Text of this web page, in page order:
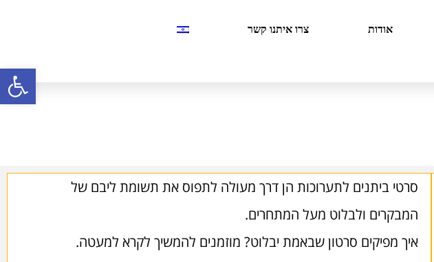
אודות צרו איתנו קשר
סרטי ביתנים לתערוכות הן דרך מעולה לתפוס את תשומת ליבם של
המבקרים ולבלוט מעל המתחרים.
איך מפיקים סרטון שבאמת יבלוט? מוזמנים להמשיך לקרא למעטה.
פתח